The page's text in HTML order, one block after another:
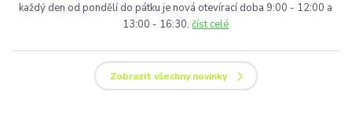
každý den od pondělí do pátku je nová otevírací doba 9:00 - 12:00 a
13:00 - 16:30.číst celé
Zobrazit všechny novinky